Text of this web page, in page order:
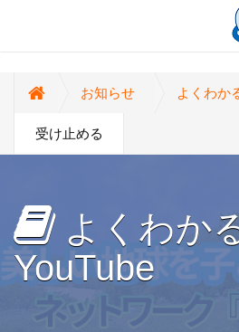
お知らせ よくわか
受け止める
よくわか
YouTube